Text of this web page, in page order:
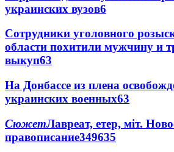
украинских вузов6
Сотрудники уголовного
области похитили мужчину и
выкуп63
На Донбассе из плена
украинских военных63
СюжетЛавреат, етер, міт.
правописание349635